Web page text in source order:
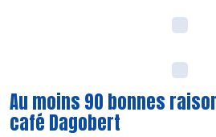
Au moins 90 bonnes
café Dagobert